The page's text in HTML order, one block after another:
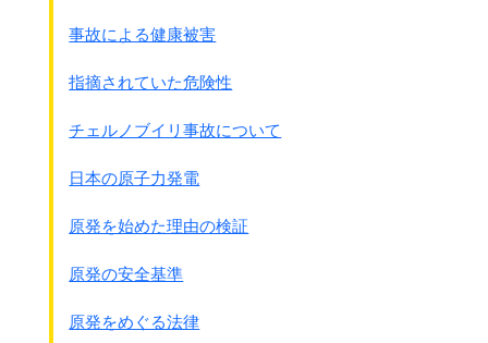
事故による健康被害
指摘されていた危険性
チェルノブイリ事故について
日本の原子力発電
原発を始めた理由の検証
原発の安全基準
原発をめぐる法律